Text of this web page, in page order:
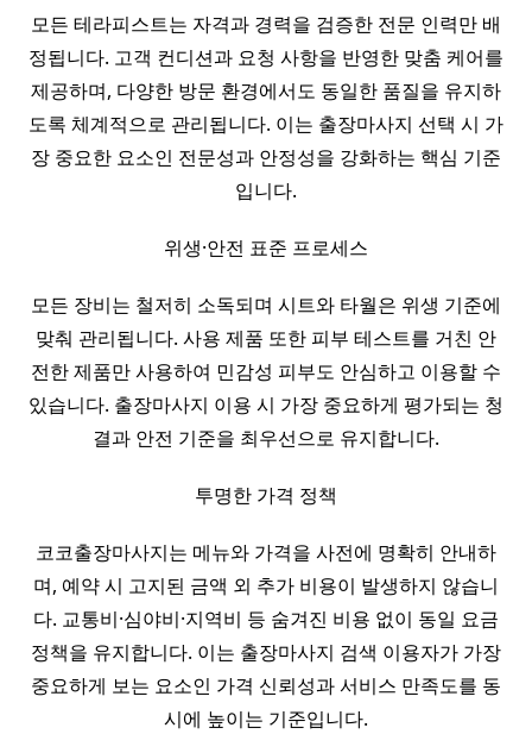
모든 테라피스트는 자격과 경력을 검증한 전문 인력만 배
정됩니다. 고객 컨디션과 요청 사항을 반영한 맞춤 케어를
제공하며, 다양한 방문 환경에서도 동일한 품질을 유지하
도록 체계적으로 관리됩니다. 이는 출장마사지 선택 시 가
장 중요한 요소인 전문성과 안정성을 강화하는 핵심 기준
입니다.
위생·안전 표준 프로세스
모든 장비는 철저히 소독되며 시트와 타월은 위생 기준에
맞춰 관리됩니다. 사용 제품 또한 피부 테스트를 거친 안
전한 제품만 사용하여 민감성 피부도 안심하고 이용할 수
있습니다. 출장마사지 이용 시 가장 중요하게 평가되는 청
결과 안전 기준을 최우선으로 유지합니다.
투명한 가격 정책
코코출장마사지는 메뉴와 가격을 사전에 명확히 안내하
며, 예약 시 고지된 금액 외 추가 비용이 발생하지 않습니
다. 교통비·심야비·지역비 등 숨겨진 비용 없이 동일 요금
정책을 유지합니다. 이는 출장마사지 검색 이용자가 가장
중요하게 보는 요소인 가격 신뢰성과 서비스 만족도를 동
시에 높이는 기준입니다.